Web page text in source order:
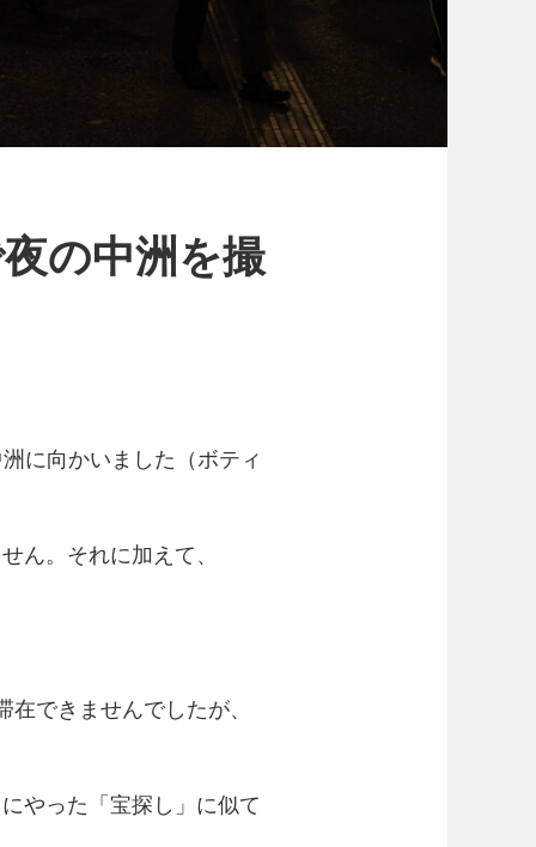
の中洲を撮
に向かいました（ボティ
ん。それに加えて、
できませんでしたが、
やった「宝探し」に似て